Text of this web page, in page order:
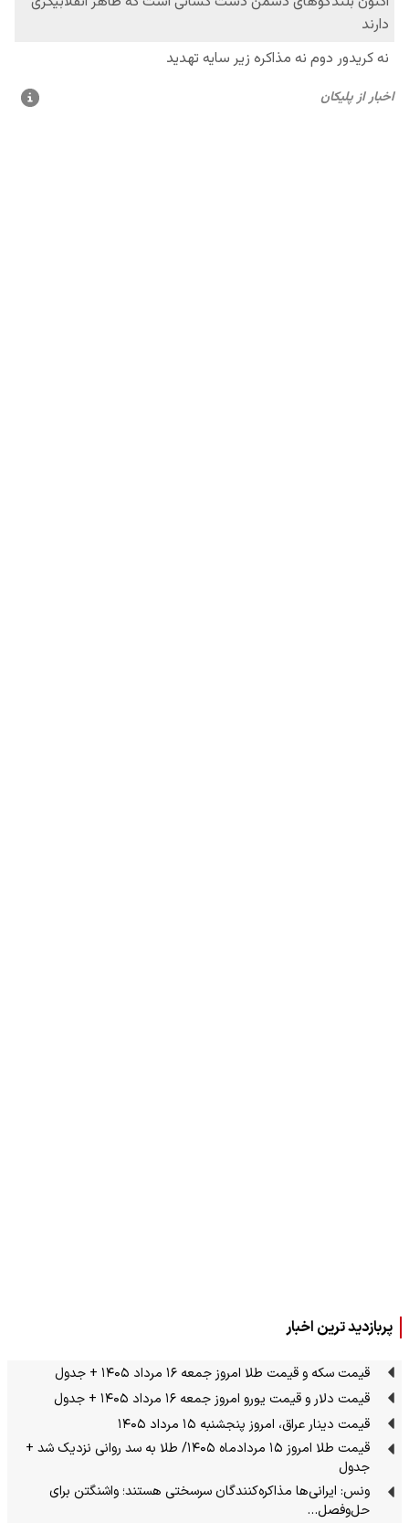
پربازدید ترین اخبار
قیمت سکه و قیمت طلا امروز جمعه ۱۶ مرداد ۱۴۰۵ + جدول
قیمت دلار و قیمت یورو امروز جمعه ۱۶ مرداد ۱۴۰۵ + جدول
قیمت دینار عراق، امروز پنجشنبه ۱۵ مرداد ۱۴۰۵
قیمت طلا امروز ۱۵ مردادماه ۱۴۰۵/ طلا به سد روانی نزدیک شد +
جدول
ونس: ایرانی‌ها مذاکره‌کنندگان سرسختی هستند؛ واشنگتن برای
حل‌وفصل…